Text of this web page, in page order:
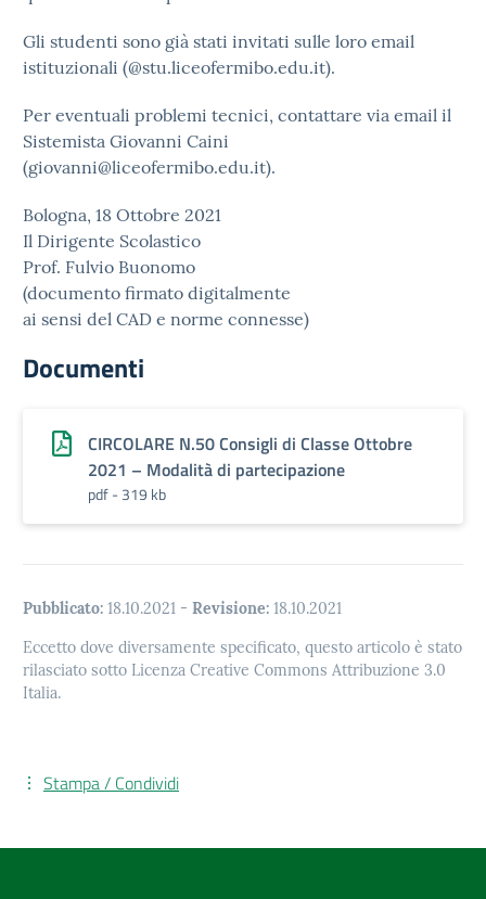
Gli studenti sono già stati invitati sulle loro email
istituzionali (@stu.liceofermibo.edu.it).
Per eventuali problemi tecnici, contattare via email il
Sistemista Giovanni Caini
(giovanni@liceofermibo.edu.it).
Bologna, 18 Ottobre 2021
Il Dirigente Scolastico
Prof. Fulvio Buonomo
(documento firmato digitalmente
ai sensi del CAD e norme connesse)
Documenti
CIRCOLARE N.50 Consigli di Classe Ottobre
2021 – Modalità di partecipazione
pdf - 319 kb
Pubblicato: 18.10.2021 - Revisione: 18.10.2021
Eccetto dove diversamente specificato, questo articolo è stato
rilasciato sotto Licenza Creative Commons Attribuzione 3.0
Italia.
Stampa / Condividi